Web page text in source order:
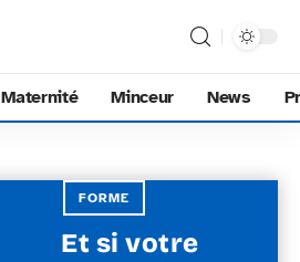
Maternité Minceur News
FORME
Et si votre